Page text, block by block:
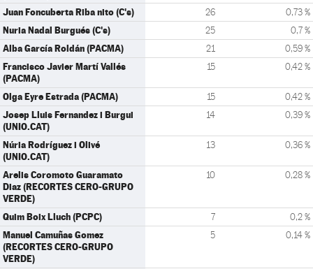
Juan Foncuberta Riba nito (C's) 26 0,73 %
Nuria Nadal Burgués (C's) 25 0,7 %
Alba García Roldán (PACMA) 21 0,59 %
Francisco Javier Martí Vallés
(PACMA)
15 0,42 %
Olga Eyre Estrada (PACMA) 15 0,42 %
Josep Lluis Fernandez i Burgui
(UNIO.CAT)
14 0,39 %
Núria Rodríguez i Olivé
(UNIO.CAT)
13 0,36 %
Arelis Coromoto Guaramato
Diaz (RECORTES CERO-GRUPO
VERDE)
10 0,28 %
Quim Boix Lluch (PCPC) 7 0,2 %
Manuel Camuñas Gomez
(RECORTES CERO-GRUPO
VERDE)
5 0,14 %